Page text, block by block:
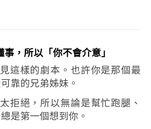
，所以「你不會介意」
這樣的劇本。 也許你是那個最
靠的兄弟姊妹。
拒絕， 所以無論是幫忙跑腿、
總是第一個想到你。